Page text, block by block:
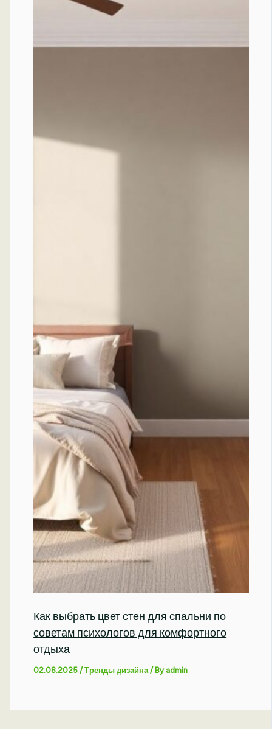
Как выбрать цвет стен для спальни по
советам психологов для комфортного
отдыха
02.08.2025/Тренды дизайна/ Byadmin